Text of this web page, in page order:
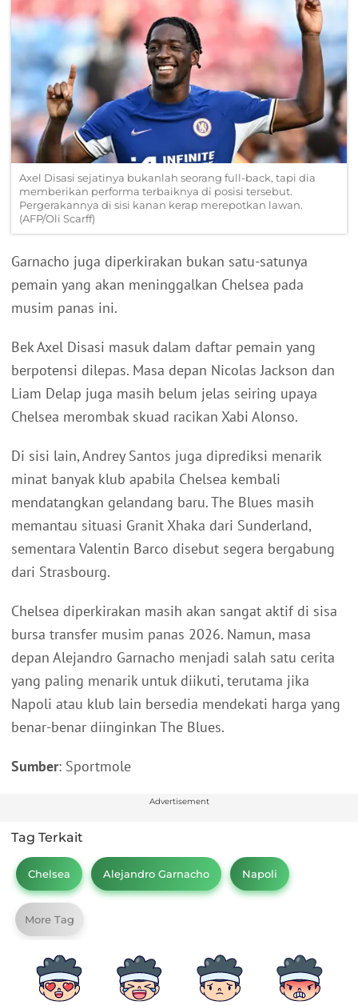
Axel Disasi sejatinya bukanlah seorang full-back, tapi dia
memberikan performa terbaiknya di posisi tersebut.
Pergerakannya di sisi kanan kerap merepotkan lawan.
(AFP/Oli Scarff)
Garnacho juga diperkirakan bukan satu-satunya
pemain yang akan meninggalkan Chelsea pada
musim panas ini.
Bek Axel Disasi masuk dalam daftar pemain yang
berpotensi dilepas. Masa depan Nicolas Jackson dan
Liam Delap juga masih belum jelas seiring upaya
Chelsea merombak skuad racikan Xabi Alonso.
Di sisi lain, Andrey Santos juga diprediksi menarik
minat banyak klub apabila Chelsea kembali
mendatangkan gelandang baru. The Blues masih
memantau situasi Granit Xhaka dari Sunderland,
sementara Valentin Barco disebut segera bergabung
dari Strasbourg.
Chelsea diperkirakan masih akan sangat aktif di sisa
bursa transfer musim panas 2026. Namun, masa
depan Alejandro Garnacho menjadi salah satu cerita
yang paling menarik untuk diikuti, terutama jika
Napoli atau klub lain bersedia mendekati harga yang
benar-benar diinginkan The Blues.
Sumber: Sportmole
Advertisement
Tag Terkait
Chelsea Alejandro Garnacho Napoli
More Tag